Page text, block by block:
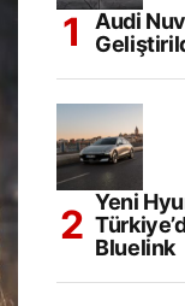
Audi
Yeni
Bluelink